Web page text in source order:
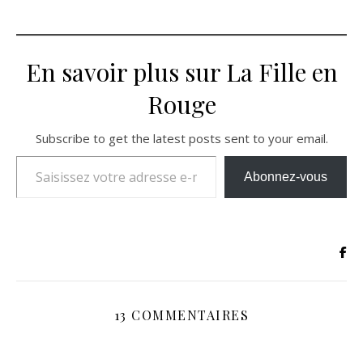
En savoir plus sur La Fille en
Rouge
Subscribe to get the latest posts sent to your email.
Saisissez votre adresse e-mail…
Abonnez-vous
13 COMMENTAIRES